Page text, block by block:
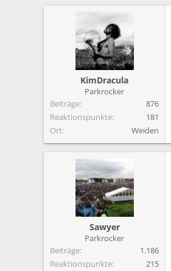
KimDracula
Parkrocker
Beiträge
876
Reaktionspunkte
181
Ort
Weiden
Sawyer
Parkrocker
Beiträge
1.186
Reaktionspunkte
215